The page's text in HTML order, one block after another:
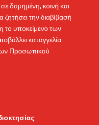
δομημένη, κοινή και
την διαβίβασή
το υποκείμενο των
καταγγελία
Προσωπικού